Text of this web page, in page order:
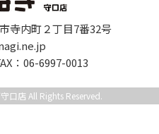
寺内町２丁目7番32号
：06-6997-0013
口店 All Rights Reserved.